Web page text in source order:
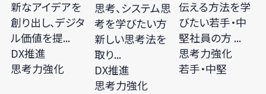
新なアイデアを
創り出し、デジタ
ル価値を提...
DX推進
思考力強化
思考、システム思
考を学びたい方
新しい思考法を
取り...
DX推進
思考力強化
伝える方法を学
びたい若手・中
堅社員の方 ...
思考力強化
若手・中堅